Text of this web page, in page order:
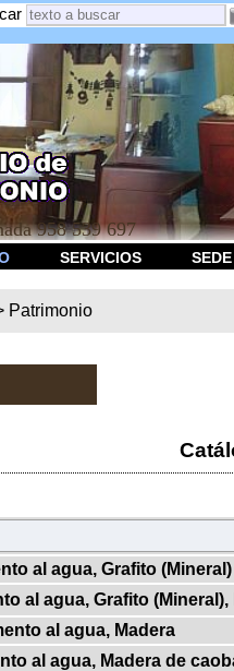
958 539 697
SERVICIOS
Patrimonio
al agua, Grafito (Mineral)
al agua, Grafito (Mineral),
al agua, Madera
al agua, Madera de